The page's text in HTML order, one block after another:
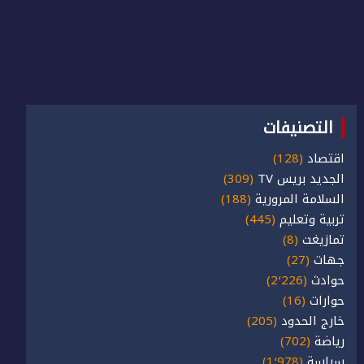
التصنيفات
اقتصاد (128)
الجديد بريس TV
(309)
السلامة المرورية (188)
تربية وتعليم (445)
تمازيغت (8)
جهات (27)
حوادث (2٬226)
حوارات (16)
خارج الحدود (205)
رياضة (702)